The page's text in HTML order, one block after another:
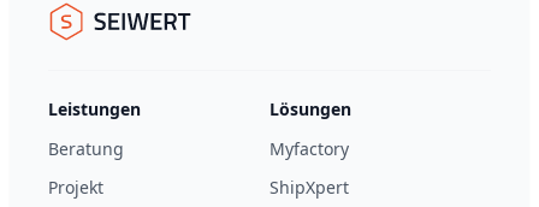
Seiwert GmbH
Leistungen
Beratung
Projekt
Lösungen
Myfactory
ShipXpert